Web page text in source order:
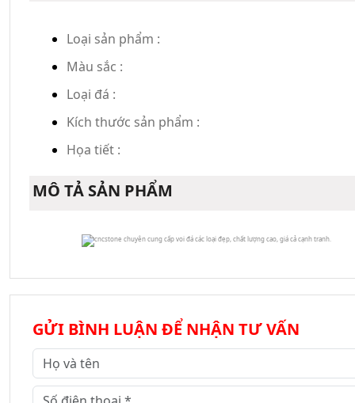
Loại sản phẩm :
Màu sắc :
Loại đá :
Kích thước sản phẩm :
Họa tiết :
MÔ TẢ SẢN PHẨM
GỬI BÌNH LUẬN ĐỂ NHẬN TƯ VẤN